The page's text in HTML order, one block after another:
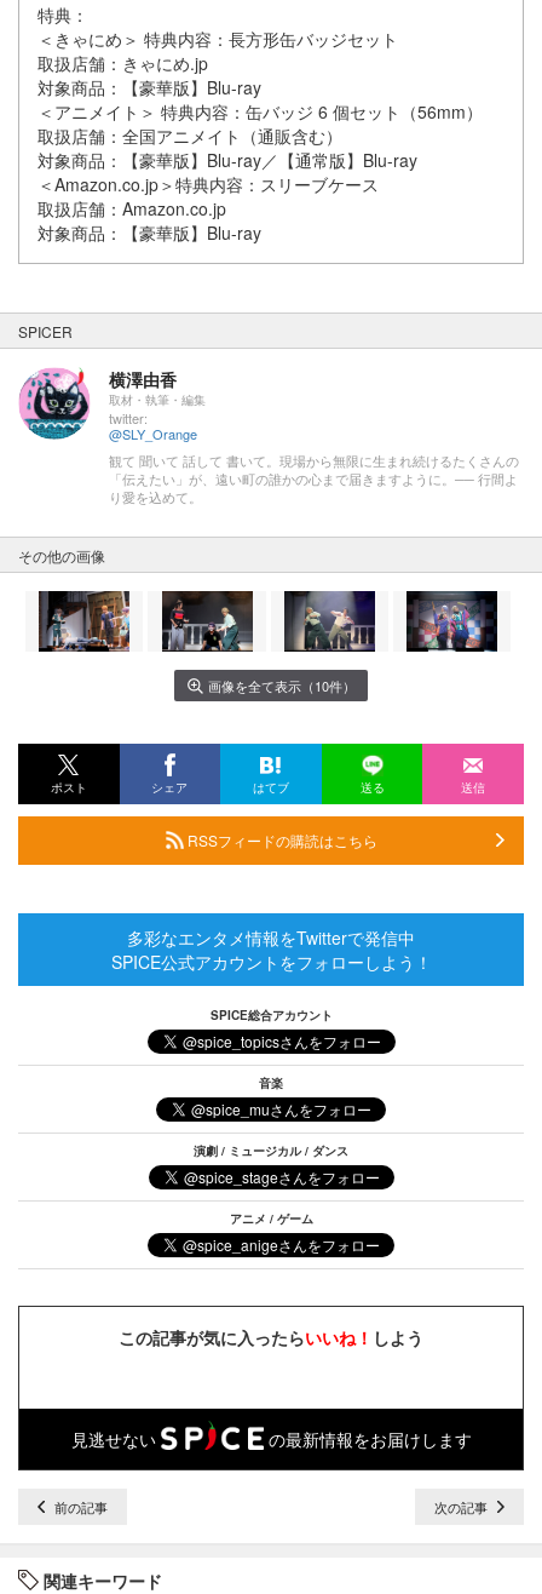
特典：
＜きゃにめ＞ 特典内容：長方形缶バッジセット
取扱店舗：きゃにめ.jp
対象商品：【豪華版】Blu-ray
＜アニメイト＞ 特典内容：缶バッジ 6 個セット（56mm）
取扱店舗：全国アニメイト（通販含む）
対象商品：【豪華版】Blu-ray／【通常版】Blu-ray
＜Amazon.co.jp＞特典内容：スリーブケース
取扱店舗：Amazon.co.jp
対象商品：【豪華版】Blu-ray
SPICER
横澤由香
取材・執筆・編集
twitter:
@SLY_Orange
観て 聞いて 話して 書いて。現場から無限に生まれ続けるたくさんの
「伝えたい」が、遠い町の誰かの心まで届きますように。── 行間よ
り愛を込めて。
その他の画像
画像を全て表示（10件）
ポスト シェア はてブ 送る 送信
RSSフィードの購読はこちら
多彩なエンタメ情報をTwitterで発信中
SPICE公式アカウントをフォローしよう！
SPICE総合アカウント
音楽
演劇 / ミュージカル / ダンス
アニメ / ゲーム
この記事が気に入ったらいいね！ しよう
見逃せない の最新情報をお届けします
前の記事 次の記事
関連キーワード